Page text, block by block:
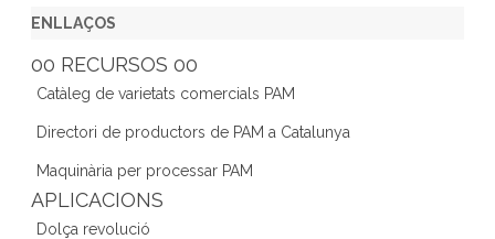
c
e
b
o
o
k
er gr
a
m
dI
n
ENLLAÇOS
00 RECURSOS 00
Catàleg de varietats comercials PAM
Directori de productors de PAM a Catalunya
Maquinària per processar PAM
APLICACIONS
Dolça revolució